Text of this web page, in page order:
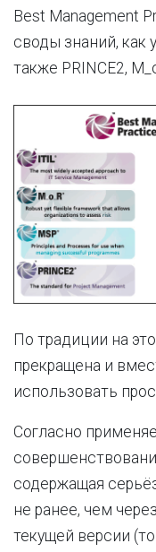
Best Management
своды знаний, как
также PRINCE2,
По традиции на
прекращена и
использовать
Согласно
содержащая
не ранее, чем
текущей версии